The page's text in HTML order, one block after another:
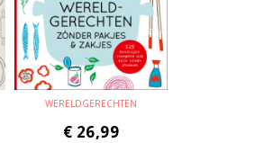
WERELDGERECHTEN
€ 26,99